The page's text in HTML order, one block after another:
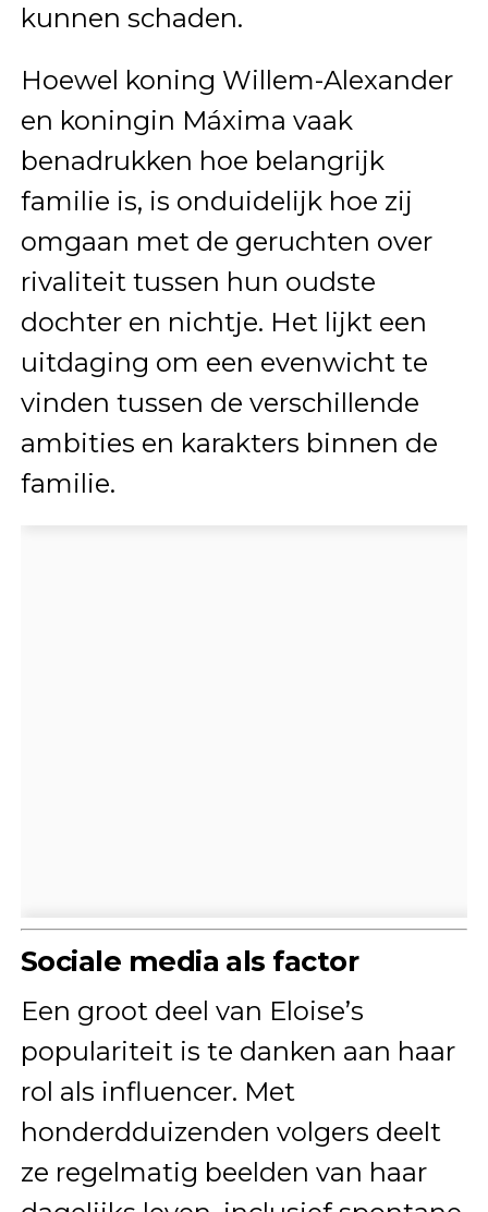
kunnen schaden.
Hoewel koning Willem-Alexander
en koningin Máxima vaak
benadrukken hoe belangrijk
familie is, is onduidelijk hoe zij
omgaan met de geruchten over
rivaliteit tussen hun oudste
dochter en nichtje. Het lijkt een
uitdaging om een evenwicht te
vinden tussen de verschillende
ambities en karakters binnen de
familie.
Sociale media als factor
Een groot deel van Eloise’s
populariteit is te danken aan haar
rol als influencer. Met
honderdduizenden volgers deelt
ze regelmatig beelden van haar